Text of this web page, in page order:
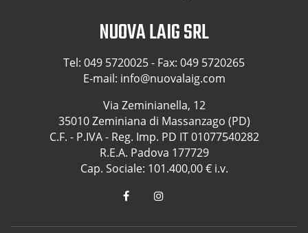
NUOVA LAIG SRL
Tel: 049 5720025- Fax: 049 5720265
E-mail: info@nuovalaig.com
Via Zeminianella, 12
35010 Zeminiana di Massanzago (PD)
C.F. - P.IVA - Reg. Imp. PD IT 01077540282
R.E.A. Padova 177729
Cap. Sociale: 101.400,00 € i.v.